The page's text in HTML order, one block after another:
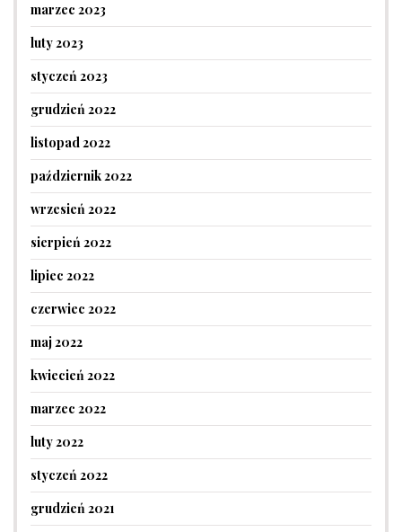
marzec 2023
luty 2023
styczeń 2023
grudzień 2022
listopad 2022
październik 2022
wrzesień 2022
sierpień 2022
lipiec 2022
czerwiec 2022
maj 2022
kwiecień 2022
marzec 2022
luty 2022
styczeń 2022
grudzień 2021